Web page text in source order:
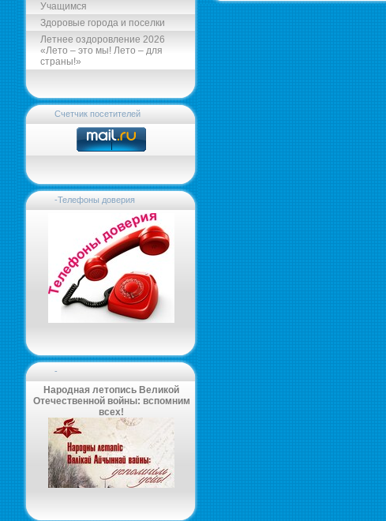
Учащимся
Здоровые города и поселки
Летнее оздоровление 2026
«Лето – это мы! Лето – для
страны!»
Счетчик посетителей
-Телефоны доверия
-
Народная летопись Великой
Отечественной войны: вспомним
всех!